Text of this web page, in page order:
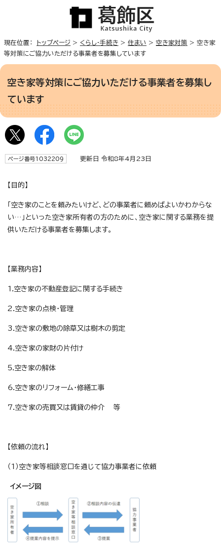
現在位置： トップページ > くらし・手続き > 住まい > 空き家対策 > 空き家
等対策にご協力いただける事業者を募集しています
空き家等対策にご協力いただける事業者を募集し
ています
ページ番号1032209 更新日 令和8年4月23日
【目的】
「空き家のことを頼みたいけど、どの事業者に頼めばよいかわからな
い…」といった空き家所有者の方のために、空き家に関する業務を提
供いただける事業者を募集します。
【業務内容】
1.空き家の不動産登記に関する手続き
2.空き家の点検・管理
3.空き家の敷地の除草又は樹木の剪定
4.空き家の家財の片付け
5.空き家の解体
6.空き家のリフォーム・修繕工事
7.空き家の売買又は賃貸の仲介 等
【依頼の流れ】
（1）空き家等相談窓口を通じて協力事業者に依頼
イメージ図